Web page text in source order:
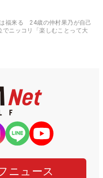
福来る 24歳の仲村果乃が自己
でニッコリ「楽しむことって大
ニュース